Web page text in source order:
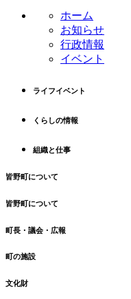
ホーム
お知らせ
行政情報
イベント
ライフイベント
くらしの情報
組織と仕事
皆野町について
皆野町について
町長・議会・広報
町の施設
文化財